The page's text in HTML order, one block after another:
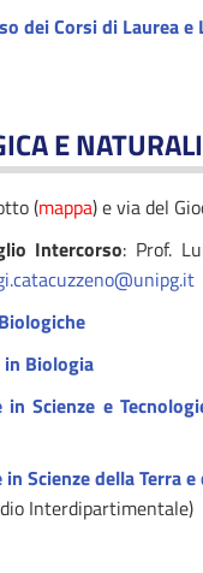
dei Corsi di Laurea e
E
(mappa) e via del
Intercorso: Prof.
Biologia
in Scienze e
Scienze della Terra
Interdipartimentale)